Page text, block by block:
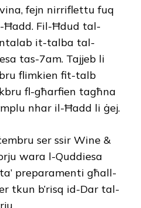
fejn nirriflettu fuq
Ħadd. Fil-Ħdud tal-
it-talba tal-
tas-7am. Tajjeb li
flimkien fit-talb
fl-għarfien tagħna
nhar il-Ħadd li ġej.
ser ssir Wine &
wara l-Quddiesa
preparamenti għall-
tkun b’risq id-Dar tal-